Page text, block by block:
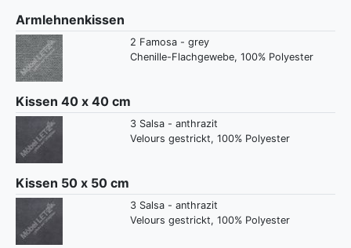
Armlehnenkissen
2 Famosa - grey
Chenille-Flachgewebe, 100% Polyester
Kissen 40 x 40 cm
3 Salsa - anthrazit
Velours gestrickt, 100% Polyester
Kissen 50 x 50 cm
3 Salsa - anthrazit
Velours gestrickt, 100% Polyester